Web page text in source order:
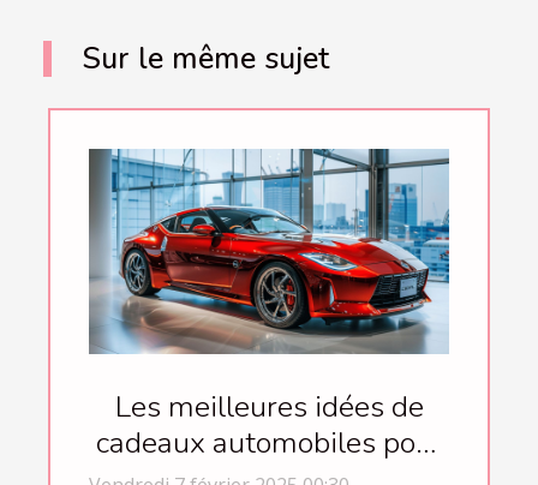
Sur le même sujet
Les meilleures idées de
cadeaux automobiles pour